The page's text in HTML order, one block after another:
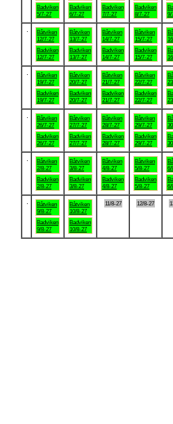
Badviken
5/7-27
Badviken
6/7-27
Badviken
7/7-27
Badviken
8/7-27
9/
Båtviken
12/7-27
Badviken
12/7-27
Båtviken
13/7-27
Badviken
13/7-27
Båtviken
14/7-27
Badviken
14/7-27
Båtviken
15/7-27
Badviken
15/7-27
Båtviken
19/7-27
Badviken
19/7-27
Båtviken
20/7-27
Badviken
20/7-27
Båtviken
21/7-27
Badviken
21/7-27
Båtviken
22/7-27
Badviken
22/7-27
Båtviken
26/7-27
Badviken
26/7-27
Båtviken
27/7-27
Badviken
27/7-27
Båtviken
28/7-27
Badviken
28/7-27
Båtviken
29/7-27
Badviken
29/7-27
Båtviken
2/8-27
Badviken
2/8-27
Båtviken
3/8-27
Badviken
3/8-27
Båtviken
4/8-27
Badviken
4/8-27
Båtviken
5/8-27
Badviken
5/8-27
6/
6/
Båtviken
9/8-27
Badviken
9/8-27
Båtviken
10/8-27
Badviken
10/8-27
11/8-27 12/8-27